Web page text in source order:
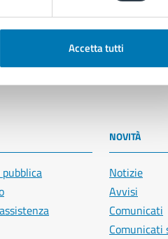
Accetta tutti
NOVITÀ
Notizie
Avvisi
Comunicati
Comunicati